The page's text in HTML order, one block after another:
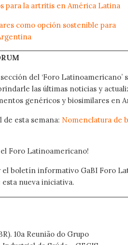
para la artritis en América Latina
como opción sostenible para
del ‘Foro Latinoamericano’
las últimas noticias y
genéricos y biosimilares en
esta semana: Nomenclatura de
Foro Latinoamericano!
el boletín informativo GaBI Foro
nueva iniciativa.
10a Reunião do Grupo